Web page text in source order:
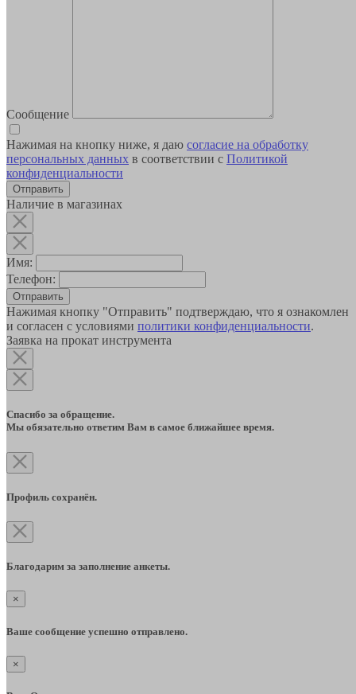
Сообщение
Нажимая на кнопку ниже, я даю согласие на обработку
персональных данных в соответствии с Политикой
конфиденциальности
Наличие в магазинах
Имя:
Телефон:
Отправить
Нажимая кнопку "Отправить" подтверждаю, что я ознакомлен
и согласен с условиями политики конфиденциальности.
Заявка на прокат инструмента
Спасибо за обращение.
Мы обязательно ответим Вам в самое ближайшее время.
Профиль сохранён.
Благодарим за заполнение анкеты.
×
Ваше сообщение успешно отправлено.
×